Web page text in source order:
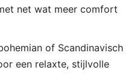
net wat meer comfort
of Scandinavisch
een relaxte, stijlvolle